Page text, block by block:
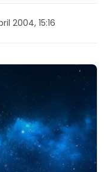
2004, 15:16